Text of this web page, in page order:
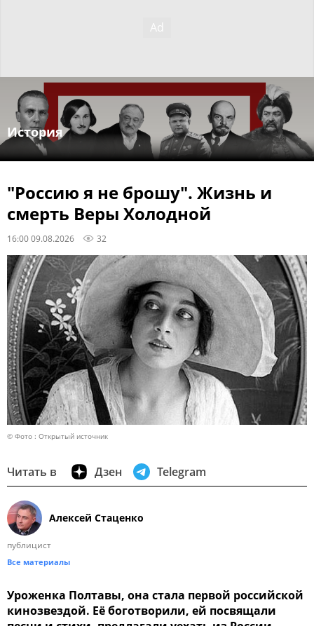
История
"Россию я не брошу". Жизнь и
смерть Веры Холодной
16:00 09.08.2026 32
© Фото : Открытый источник
Читать в Дзен Telegram
Алексей Стаценко
публицист
Все материалы
Уроженка Полтавы, она стала первой российской
кинозвездой. Её боготворили, ей посвящали